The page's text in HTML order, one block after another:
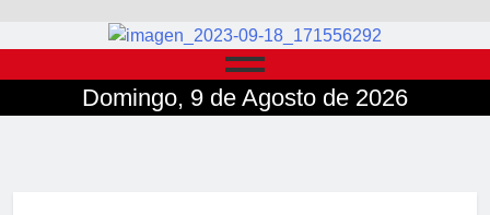
Domingo, 9 de Agosto de 2026